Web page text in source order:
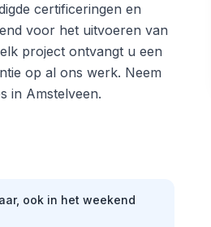
certificeringen en
voor het uitvoeren van
project ontvangt u een
op al ons werk. Neem
in Amstelveen.
ook in het weekend